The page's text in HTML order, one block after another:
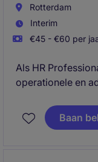
Rotterdam
Interim
€45 - €60 per
Als HR
operationele en
vraagstukken en
Daarnaast ben
Baan